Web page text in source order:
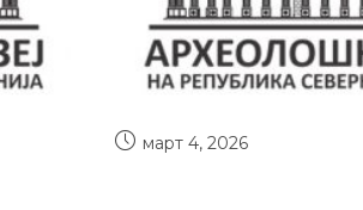
март 4, 2026